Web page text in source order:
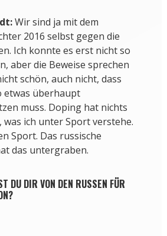
Wir sind ja mit dem
2016 selbst gegen die
Ich konnte es erst nicht so
aber die Beweise sprechen
schön, auch nicht, dass
etwas überhaupt
muss. Doping hat nichts
was ich unter Sport verstehe.
Sport. Das russische
das untergraben.
DU DIR VON DEN RUSSEN FÜR